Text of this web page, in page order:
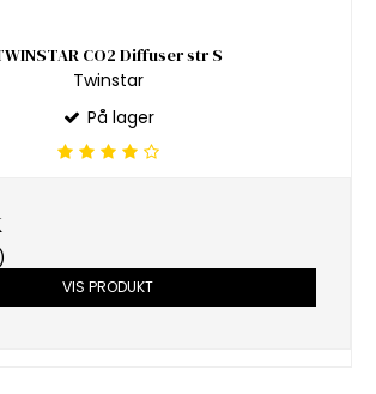
CO2 Diffuser str S
Twinstar
På lager
VIS PRODUKT